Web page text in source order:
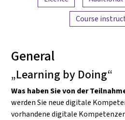
Course
General
„Learning by Doing“
Was haben Sie von der
werden Sie neue digitale
vorhandene digitale